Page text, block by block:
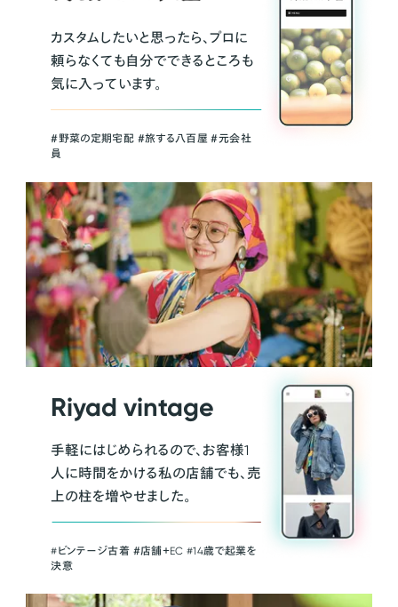
カスタムしたいと思ったら、プロに
頼らなくても自分でできるところも
気に入っています。
＃野菜の定期宅配 ＃旅する八百屋 ＃元会社
員
Riyad vintage
手軽にはじめられるので、お客様1
人に時間をかける私の店舗でも、売
上の柱を増やせました。
#ビンテージ古着 ＃店舗＋EC #14歳で起業を
決意